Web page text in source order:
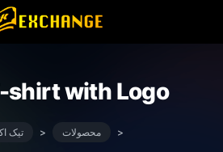
shirt with Logo
تیک > محصولات >